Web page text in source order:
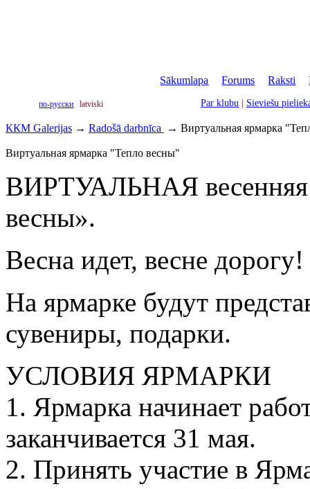
Sākumlapa |Forums |Raksti |
по-русски latviski Par klubu Sieviešu
ККМ Galerijas → Radošā darbnīca → Виртуальная ярмарка
Виртуальная ярмарка "Тепло весны"
ВИРТУАЛЬНАЯ
весны».
Весна идет, весне дорогу!
На ярмарке будут
сувениры, подарки.
УСЛОВИЯ ЯРМАРКИ
1. Ярмарка начинает
заканчивается 31 мая.
2. Принять участие в